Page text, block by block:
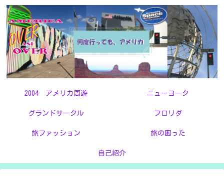
2004 アメリカ周遊 ニューヨーク
グランドサークル フロリダ
旅ファッション 旅の困った
自己紹介